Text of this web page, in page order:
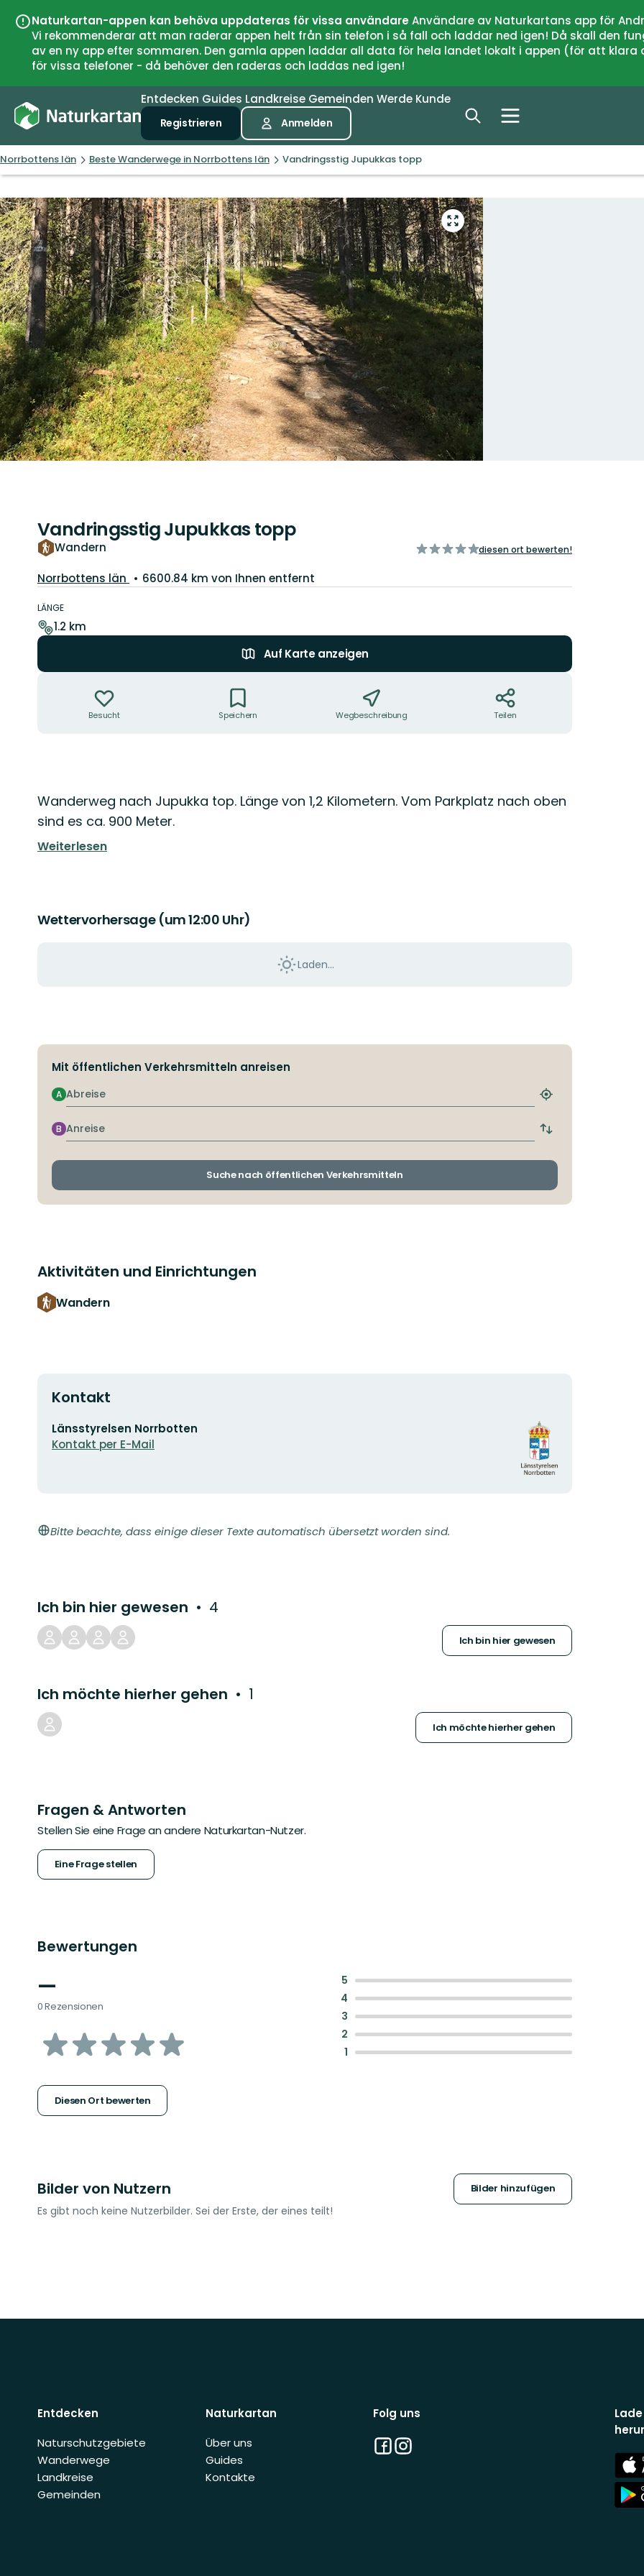
Naturkartan-appen kan behöva uppdateras för vissa användareAnvändare av Naturkartans app för
Vi rekommenderar att man raderar appen helt från sin telefon i så fall och laddar ned igen! Då skall den
av en ny app efter sommaren. Den gamla appen laddar all data för hela landet lokalt i appen (för att
för vissa telefoner - då behöver den raderas och laddas ned igen!
Entdecken Guides Landkreise Gemeinden Werde Kunde
Registrieren Anmelden
Norrbottens län Beste Wanderwege in Norrbottens län Vandringsstig Jupukkas topp
Vollbild
öffnen
Vandringsstig Jupukkas topp
Wandern
von
diesen ort bewerten!
Landkreis:
Norrbottens län 6600.84 km von Ihnen entfernt
zum
Weg
LÄNGE
1.2 km
Auf Karte anzeigen
Besucht Speichern Wegbeschreibung Teilen
Beschreibung
Wanderweg nach Jupukka top. Länge von 1,2 Kilometern. Vom Parkplatz nach oben
sind es ca. 900 Meter.
Weiterlesen
Wettervorhersage (um 12:00 Uhr)
Laden...
Mit öffentlichen Verkehrsmitteln anreisen
Abreise
A
Nächstgelegene
finden
Anreise
B
Abfahrts-
Ankunftshaltestellen
Suche nach öffentlichen Verkehrsmitteln
Aktivitäten und Einrichtungen
Wandern
Kontakt
E-
Mail-
Länsstyrelsen Norrbotten
Kontakt per E-Mail
Logotyp
der
Organisation
Bitte beachte, dass einige dieser Texte automatisch übersetzt worden sind.
Ich bin hier gewesen 4
Ich bin hier gewesen
Ich möchte hierher gehen 1
Ich möchte hierher gehen
Fragen & Antworten
Stellen Sie eine Frage an andere Naturkartan-Nutzer.
Eine Frage stellen
Bewertungen
—
0 Rezensionen
von
Sternen
Diesen Ort bewerten
5
4
3
2
1
Bilder von Nutzern Bilder hinzufügen
Es gibt noch keine Nutzerbilder. Sei der Erste, der eines teilt!
Entdecken
Naturschutzgebiete
Wanderwege
Landkreise
Gemeinden
Naturkartan
Über uns
Guides
Kontakte
Folg uns
Facebook
Instagram
App
Store
App
Store